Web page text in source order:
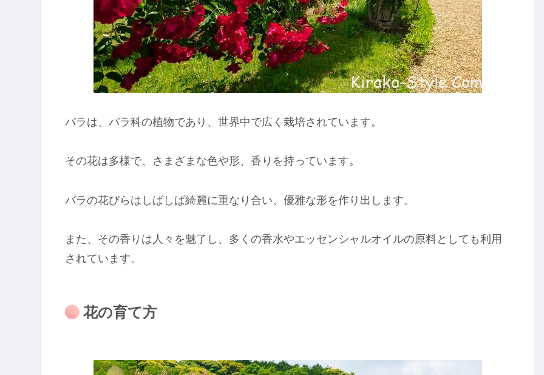
バラは、バラ科の植物であり、世界中で広く栽培されています。
その花は多様で、さまざまな色や形、香りを持っています。
バラの花びらはしばしば綺麗に重なり合い、優雅な形を作り出します。
また、その香りは人々を魅了し、多くの香水やエッセンシャルオイルの原料としても利用
されています。
花の育て方